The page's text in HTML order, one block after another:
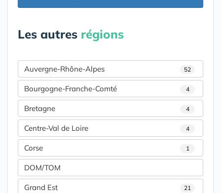
Les autres régions
Auvergne-Rhône-Alpes 52
Bourgogne-Franche-Comté 4
Bretagne 4
Centre-Val de Loire 4
Corse 1
DOM/TOM
Grand Est 21